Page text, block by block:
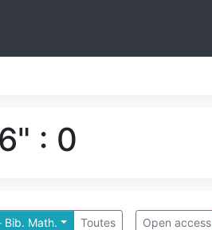
: 0
Bib. Math. Toutes Open access